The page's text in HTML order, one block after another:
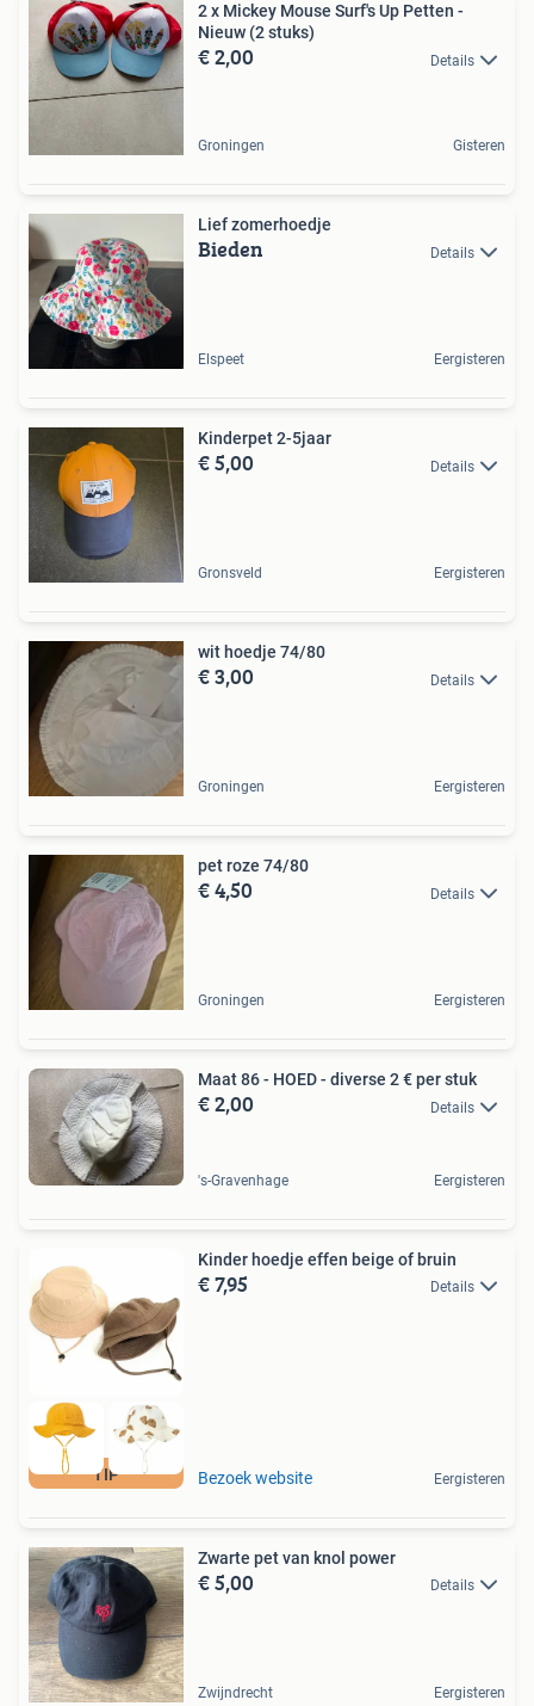
2 x Mickey Mouse Surf's Up Petten -
Nieuw (2 stuks)
€ 2,00 Details
Groningen Gisteren
Lief zomerhoedje
Bieden Details
Elspeet Eergisteren
Kinderpet 2-5jaar
€ 5,00 Details
Gronsveld Eergisteren
wit hoedje 74/80
€ 3,00 Details
Groningen Eergisteren
pet roze 74/80
€ 4,50 Details
Groningen Eergisteren
Maat 86 - HOED - diverse 2 € per stuk
€ 2,00 Details
's-Gravenhage Eergisteren
TIP
Kinder hoedje effen beige of bruin
€ 7,95 Details
Bezoek website Eergisteren
Zwarte pet van knol power
€ 5,00 Details
Zwijndrecht Eergisteren